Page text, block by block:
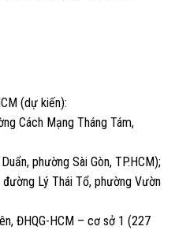
(dự kiến):
Cách Mạng Tháng Tám,
phường Sài Gòn, TP.HCM);
Lý Thái Tổ, phường Vườn
ĐHQG-HCM – cơ sở 1 (227